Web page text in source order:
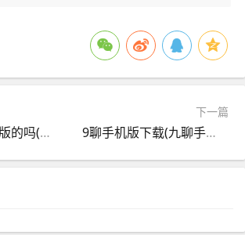
大圣商创有安卓版的吗(大圣创享创业投资集团有限公司)
下一篇
9聊手机版下载(九聊手机版官方下)